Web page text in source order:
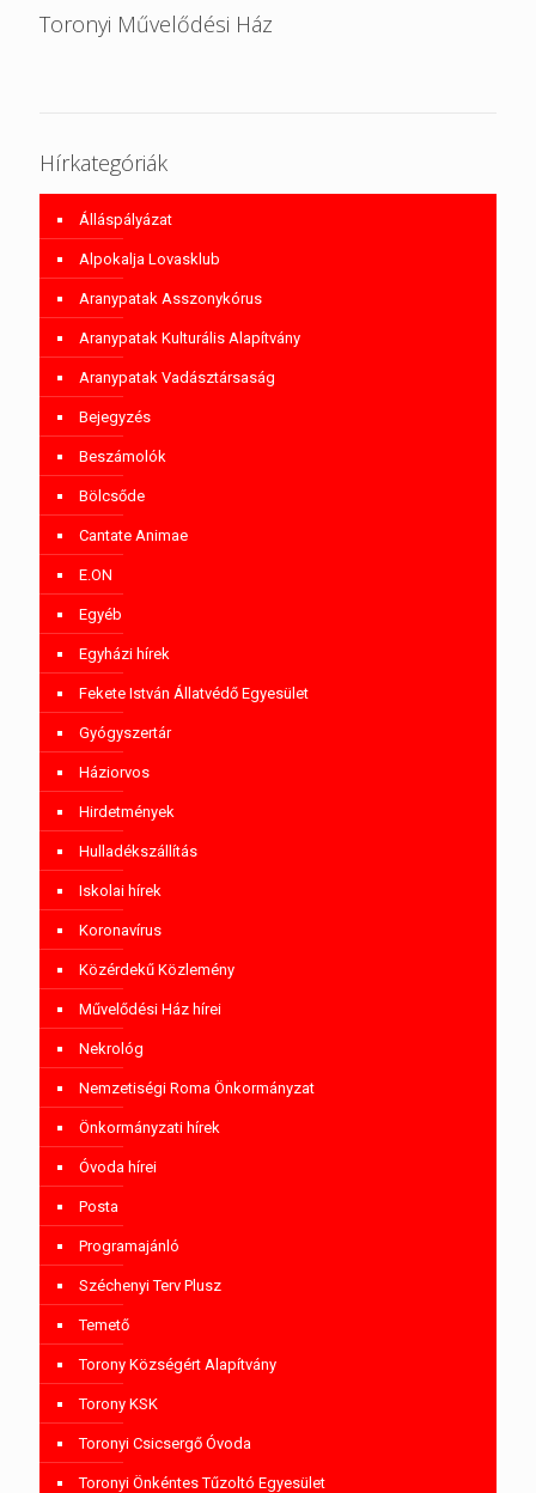
Toronyi Művelődési Ház
Hírkategóriák
Álláspályázat
Alpokalja Lovasklub
Aranypatak Asszonykórus
Aranypatak Kulturális Alapítvány
Aranypatak Vadásztársaság
Bejegyzés
Beszámolók
Bölcsőde
Cantate Animae
E.ON
Egyéb
Egyházi hírek
Fekete István Állatvédő Egyesület
Gyógyszertár
Háziorvos
Hirdetmények
Hulladékszállítás
Iskolai hírek
Koronavírus
Közérdekű Közlemény
Művelődési Ház hírei
Nekrológ
Nemzetiségi Roma Önkormányzat
Önkormányzati hírek
Óvoda hírei
Posta
Programajánló
Széchenyi Terv Plusz
Temető
Torony Községért Alapítvány
Torony KSK
Toronyi Csicsergő Óvoda
Toronyi Önkéntes Tűzoltó Egyesület